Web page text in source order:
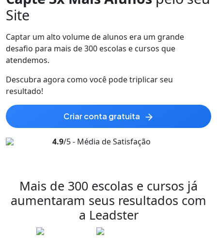
Site
Captar um alto volume de alunos era um grande
desafio para mais de 300 escolas e cursos que
atendemos.
Descubra agora como você podetriplicarseu
resultado!
criar conta gratuita
4.9/5 - Média de Satisfação
Mais de 300 escolas e cursos já
aumentaram seus resultados com
a Leadster